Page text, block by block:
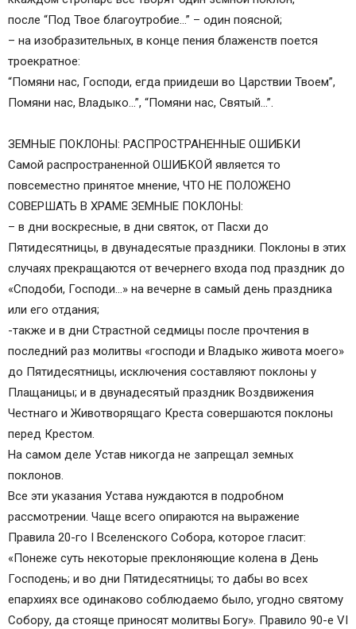
после “Под Твое благоутробие…” – один поясной;
– на изобразительных, в конце пения блаженств поется
троекратное:
“Помяни нас, Господи, егда приидеши во Царствии Твоем”,
Помяни нас, Владыко…”, “Помяни нас, Святый…”.
ЗЕМНЫЕ ПОКЛОНЫ: РАСПРОСТРАНЕННЫЕ ОШИБКИ
Самой распространенной ОШИБКОЙ является то
повсеместно принятое мнение, ЧТО НЕ ПОЛОЖЕНО
СОВЕРШАТЬ В ХРАМЕ ЗЕМНЫЕ ПОКЛОНЫ:
– в дни воскресные, в дни святок, от Пасхи до
Пятидесятницы, в двунадесятые праздники. Поклоны в этих
случаях прекращаются от вечернего входа под праздник до
«Сподоби, Господи…» на вечерне в самый день праздника
или его отдания;
-также и в дни Страстной седмицы после прочтения в
последний раз молитвы «господи и Владыко живота моего»
до Пятидесятницы, исключения составляют поклоны у
Плащаницы; и в двунадесятый праздник Воздвижения
Честнаго и Животворящаго Креста совершаются поклоны
перед Крестом.
На самом деле Устав никогда не запрещал земных
поклонов.
Все эти указания Устава нуждаются в подробном
рассмотрении. Чаще всего опираются на выражение
Правила 20-го I Вселенского Собора, которое гласит:
«Понеже суть некоторые преклоняющие колена в День
Господень; и во дни Пятидесятницы; то дабы во всех
епархиях все одинаково соблюдаемо было, угодно святому
Собору, да стояще приносят молитвы Богу». Правило 90-е VI